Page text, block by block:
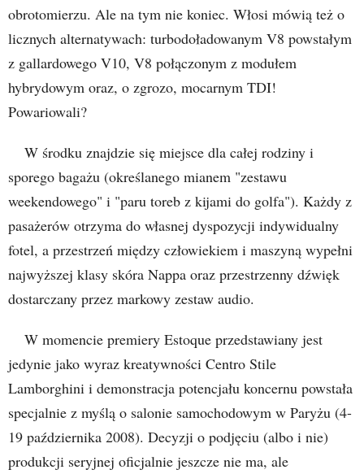
obrotomierzu. Ale na tym nie koniec. Włosi mówią też o
licznych alternatywach: turbodoładowanym V8 powstałym
z gallardowego V10, V8 połączonym z modułem
hybrydowym oraz, o zgrozo, mocarnym TDI!
Powariowali?
W środku znajdzie się miejsce dla całej rodziny i
sporego bagażu (określanego mianem "zestawu
weekendowego" i "paru toreb z kijami do golfa"). Każdy z
pasażerów otrzyma do własnej dyspozycji indywidualny
fotel, a przestrzeń między człowiekiem i maszyną wypełni
najwyższej klasy skóra Nappa oraz przestrzenny dźwięk
dostarczany przez markowy zestaw audio.
W momencie premiery Estoque przedstawiany jest
jedynie jako wyraz kreatywności Centro Stile
Lamborghini i demonstracja potencjału koncernu powstała
specjalnie z myślą o salonie samochodowym w Paryżu (4-
19 października 2008). Decyzji o podjęciu (albo i nie)
produkcji seryjnej oficjalnie jeszcze nie ma, ale